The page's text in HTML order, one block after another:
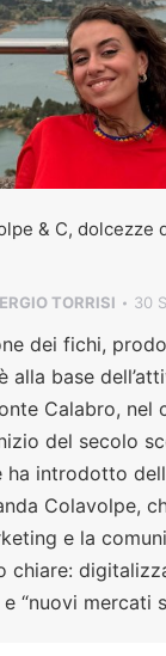
& C, dolcezze
TORRISI 30
dei fichi,
alla base
Calabro, nel
del secolo
ha introdotto
Colavolpe,
e la
chiare:
“nuovi mercati